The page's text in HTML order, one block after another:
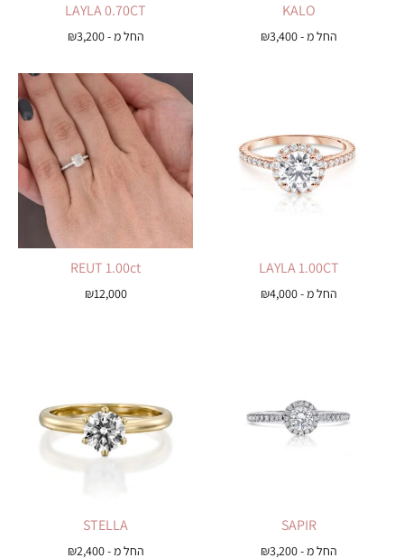
KALO
החל מ - ₪3,400
LAYLA 0.70CT
החל מ - ₪3,200
LAYLA 1.00CT
החל מ - ₪4,000
REUT 1.00ct
₪12,000
SAPIR
החל מ - ₪3,200
STELLA
החל מ - ₪2,400